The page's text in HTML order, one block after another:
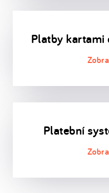
Platby kartami
Platební